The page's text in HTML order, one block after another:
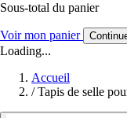
Sous-total du panier
Voir mon panier
Loading...
Accueil
/ Tapis de selle